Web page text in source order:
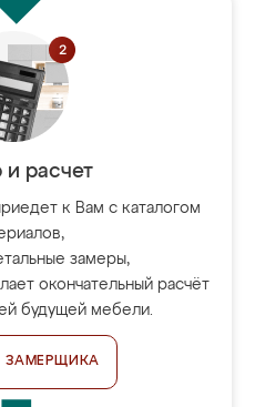
и расчет
к Вам с каталогом
замеры,
окончательный расчёт
будущей мебели.
ЗАМЕРЩИКА